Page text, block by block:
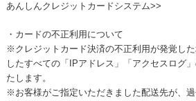
あんしんクレジットカードシステム>>
・カードの不正利用について
※クレジットカード決済の不正利用が発覚し
したすべての「IPアドレス」「アクセスログ
たします。
※お客様がご指定いただきました配送先が、